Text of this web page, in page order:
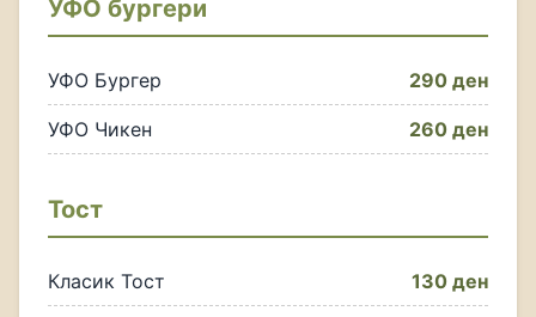
УФО бургери
УФО Бургер 290 ден
УФО Чикен 260 ден
Тост
Класик Тост 130 ден